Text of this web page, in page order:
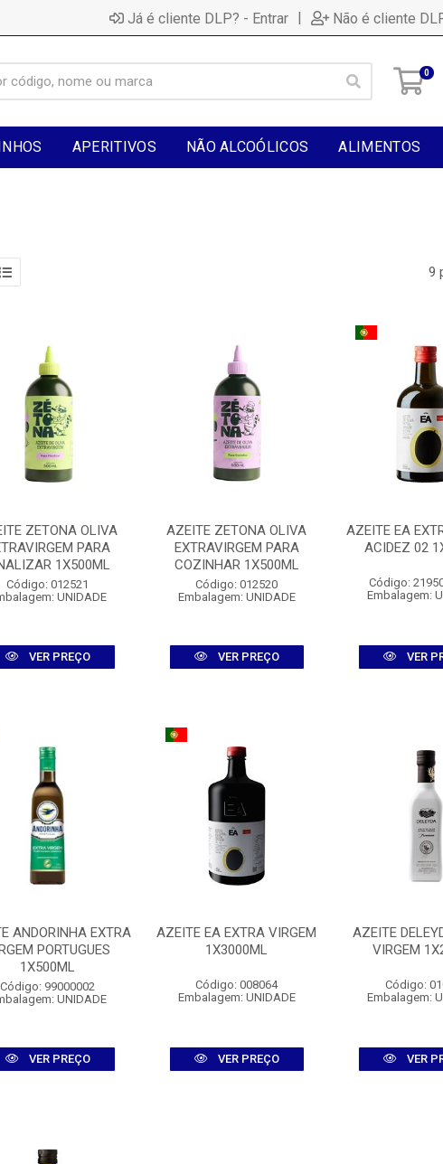
Já é cliente DLP? - Entrar | Não é cliente
0
APERITIVOS NÃO ALCOÓLICOS ALIMENTOS
9
ZETONA OLIVA
PARA
1X500ML
Código: 012521
UNIDADE
VER PREÇO
AZEITE ZETONA OLIVA
EXTRAVIRGEM PARA
COZINHAR 1X500ML
Código: 012520
Embalagem: UNIDADE
VER PREÇO
AZEITE EA
ACIDEZ 02
Código:
Embalagem:
VER
ANDORINHA EXTRA
PORTUGUES
1X500ML
Código: 99000002
UNIDADE
VER PREÇO
AZEITE EA EXTRA VIRGEM
1X3000ML
Código: 008064
Embalagem: UNIDADE
VER PREÇO
AZEITE
VIRGEM
Código:
Embalagem:
VER